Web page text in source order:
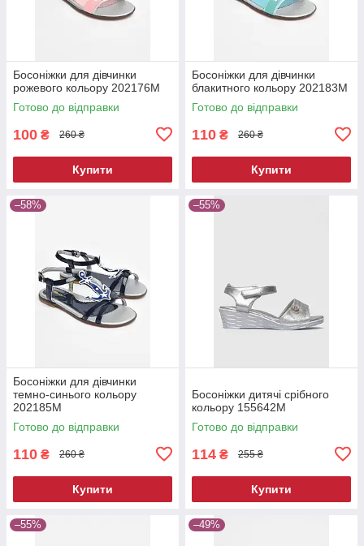
Босоніжки для дівчинки
рожевого кольору 202176M
Готово до відправки
100 ₴ 260 ₴
Купити
Босоніжки для дівчинки
блакитного кольору 202183M
Готово до відправки
110 ₴ 260 ₴
Купити
–58%
Босоніжки для дівчинки
темно-синього кольору
202185M
Готово до відправки
110 ₴ 260 ₴
Купити
–55%
Босоніжки дитячі срібного
кольору 155642M
Готово до відправки
114 ₴ 255 ₴
Купити
–55% –49%